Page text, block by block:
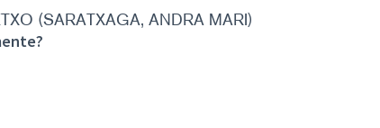
(SARATXAGA, ANDRA MARI)